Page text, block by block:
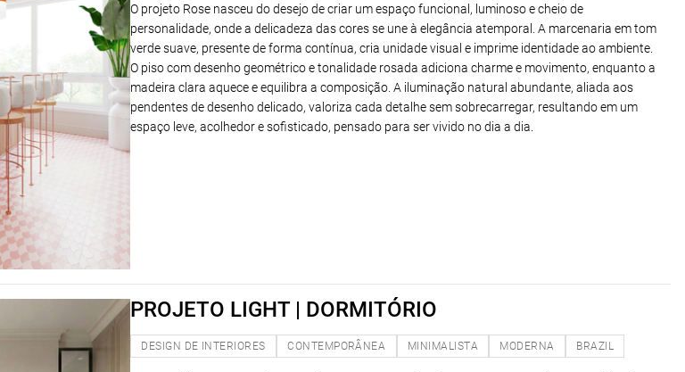
O projeto Rose nasceu do desejo de criar um espaço funcional, luminoso e cheio de
personalidade, onde a delicadeza das cores se une à elegância atemporal. A marcenaria em tom
verde suave, presente de forma contínua, cria unidade visual e imprime identidade ao ambiente.
O piso com desenho geométrico e tonalidade rosada adiciona charme e movimento, enquanto a
madeira clara aquece e equilibra a composição. A iluminação natural abundante, aliada aos
pendentes de desenho delicado, valoriza cada detalhe sem sobrecarregar, resultando em um
espaço leve, acolhedor e sofisticado, pensado para ser vivido no dia a dia.
PROJETO LIGHT | DORMITÓRIO
DESIGN DE INTERIORES CONTEMPORÂNEA MINIMALISTA MODERNA BRAZIL